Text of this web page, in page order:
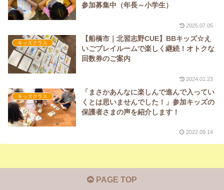
参加募集中（年長～小学生）
2025.07.05
キッズクラス
【船橋市｜北習志野CUE】BBキッズ☆え
いごプレイルームで楽しく継続！オトクな
回数券のご案内
2024.01.23
キッズクラス
「まさかあんなに楽しんで進んで入ってい
くとは思いませんでした！」参加キッズの
保護者さまの声を紹介します！
2022.09.14
PAGE TOP